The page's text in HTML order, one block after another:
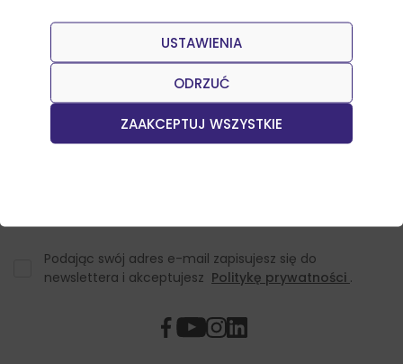
ZAAKCEPTUJ WSZYSTKIE
ODRZUĆ
USTAWIENIA
Dołącz do naszego Newslettera
Otrzymuj informacje o nowościach w sklepie oraz
Podając swój adres e-mail zapisujesz się do
newslettera i akceptujesz Politykę prywatności .